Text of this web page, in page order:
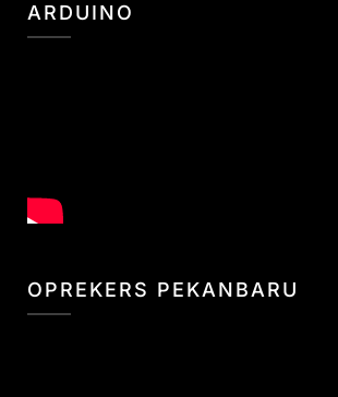
ARDUINO
OPREKERS PEKANBARU